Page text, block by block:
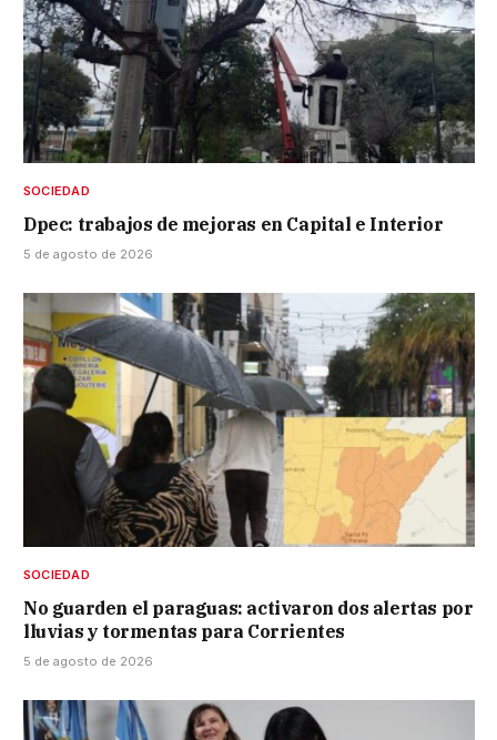
SOCIEDAD
Dpec: trabajos de mejoras en Capital e Interior
5 de agosto de 2026
SOCIEDAD
No guarden el paraguas: activaron dos alertas por
lluvias y tormentas para Corrientes
5 de agosto de 2026